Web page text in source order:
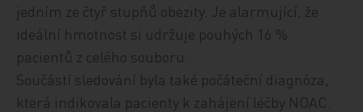
jedním ze čtyř stupňů obezity. Je alarmující, že
ideální hmotnost si udržuje pouhých 16 %
pacientů z celého souboru.
Součástí sledování byla také počáteční diagnóza,
která indikovala pacienty k zahájení léčby NOAC.